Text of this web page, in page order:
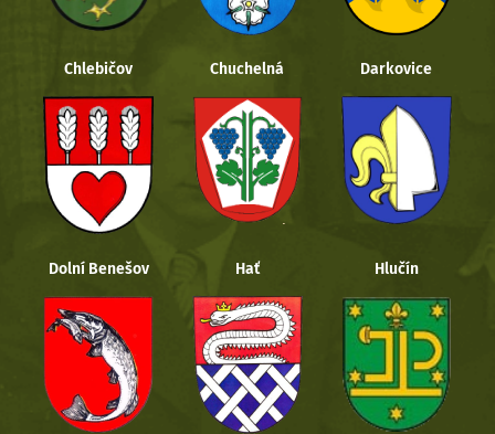
Chlebičov Chuchelná Darkovice
Dolní Benešov Hať Hlučín